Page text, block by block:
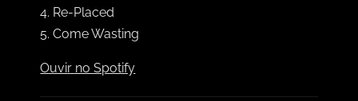
4. Re-Placed
5. Come Wasting
Ouvir no Spotify